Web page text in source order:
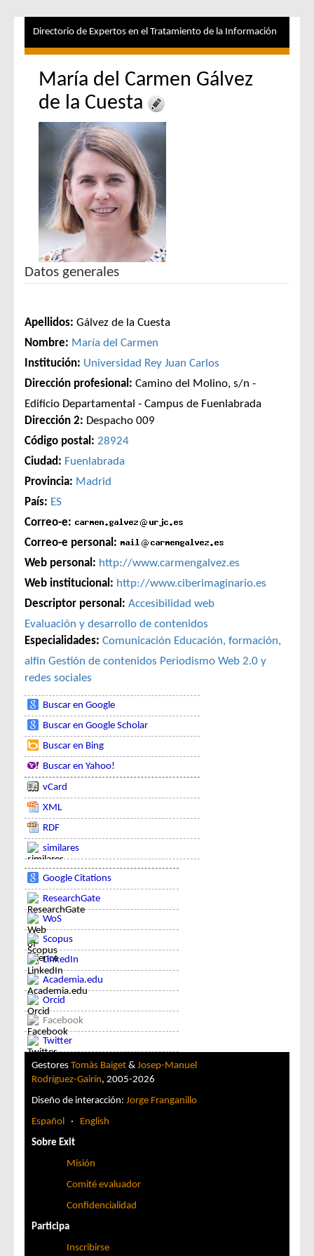
Directorio de Expertos en el Tratamiento de la Información
María del Carmen Gálvez
de la Cuesta
Datos generales
Apellidos: Gálvez de la Cuesta
Nombre: María del Carmen
Institución: Universidad Rey Juan Carlos
Dirección profesional: Camino del Molino, s/n -
Edificio Departamental - Campus de Fuenlabrada
Dirección 2: Despacho 009
Código postal: 28924
Ciudad: Fuenlabrada
Provincia: Madrid
País: ES
Correo-e:
Correo-e personal:
Web personal: http://www.carmengalvez.es
Web institucional: http://www.ciberimaginario.es
Descriptor personal: Accesibilidad web
Evaluación y desarrollo de contenidos
Especialidades: Comunicación Educación, formación,
alfin Gestión de contenidos Periodismo Web 2.0 y
redes sociales
Buscar en Google
Buscar en Google Scholar
Buscar en Bing
Buscar en Yahoo!
vCard
XML
RDF
similares
Google Citations
ResearchGate
WoS
Scopus
LinkedIn
Academia.edu
Orcid
Facebook
Twitter
Gestores Tomàs Baiget & Josep-Manuel
Rodríguez-Gairín, 2005-2026
Diseño de interacción: Jorge Franganillo
Español · English
Sobre Exit
Misión
Comité evaluador
Confidencialidad
Participa
Inscribirse